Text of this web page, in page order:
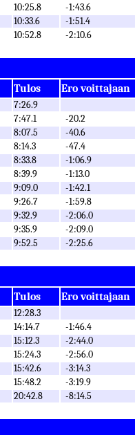
10:25.8
-1:43.6
10:33.6
-1:51.4
10:52.8 -2:10.6
Tulos Ero voittajaan
7:26.9
7:47.1
-20.2
8:07.5
-40.6
8:14.3
-47.4
8:33.8
-1:06.9
8:39.9
-1:13.0
9:09.0
-1:42.1
9:26.7
-1:59.8
9:32.9
-2:06.0
9:35.9
-2:09.0
9:52.5 -2:25.6
Tulos Ero voittajaan
12:28.3
14:14.7
-1:46.4
15:12.3
-2:44.0
15:24.3
-2:56.0
15:42.6
-3:14.3
15:48.2
-3:19.9
20:42.8 -8:14.5